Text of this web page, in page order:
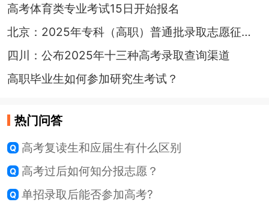
高考体育类专业考试15日开始报名
北京：2025年专科（高职）普通批录取志愿征集工作将于7月31日8时开始
四川：公布2025年十三种高考录取查询渠道
高职毕业生如何参加研究生考试？
热门问答
高考复读生和应届生有什么区别
高考过后如何知分报志愿？
单招录取后能否参加高考?